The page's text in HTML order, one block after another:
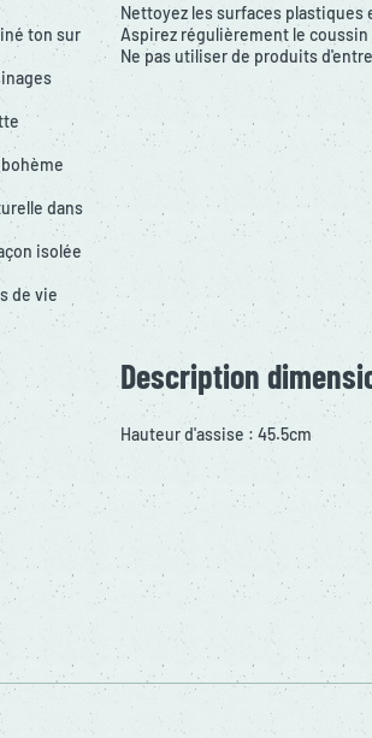
ton sur
dans
isolée
de vie
Nettoyez les surfaces
Aspirez régulièrement le
Ne pas utiliser de produits
Description
Hauteur d'assise : 45.5cm